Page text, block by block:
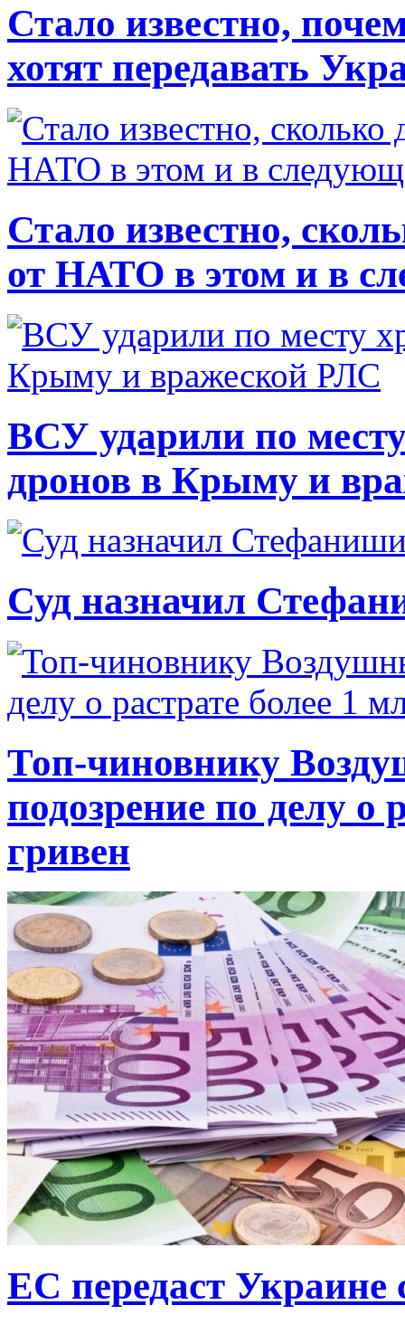
Стало известно,
хотят передавать
Стало известно,
от НАТО в этом и в
ВСУ ударили по
дронов в Крыму и
Суд назначил
Топ-чиновнику
подозрение по делу о
гривен
ЕС передаст Украине